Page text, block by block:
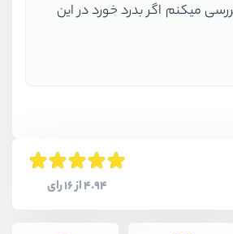
میکنم اگر بدرد خورد در این
4.94 از 16 رای